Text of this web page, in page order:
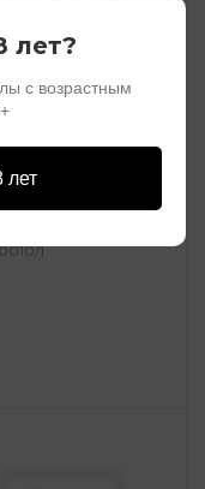
Fish.ka
запах
150мл
1
лет?
с возрастным
лет